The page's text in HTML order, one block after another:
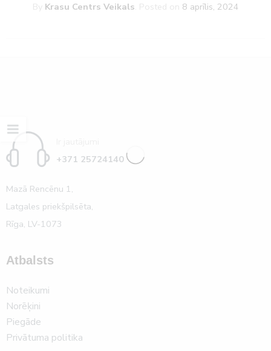
By Krasu Centrs Veikals Posted on 8 aprīlis, 2024
+371 25724140
Mazā Rencēnu 1,
Latgales priekšpilsēta,
Rīga, LV-1073
Atbalsts
Noteikumi
Norēķini
Piegāde
Privātuma politika